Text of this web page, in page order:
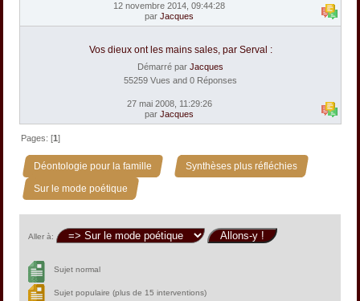
12 novembre 2014, 09:44:28
par Jacques
Vos dieux ont les mains sales, par Serval :
Démarré par Jacques
55259 Vues and 0 Réponses
27 mai 2008, 11:29:26
par Jacques
Pages: [1]
Déontologie pour la famille » Synthèses plus réfléchies »
Sur le mode poétique
Aller à:
Sujet normal
Sujet populaire (plus de 15 interventions)